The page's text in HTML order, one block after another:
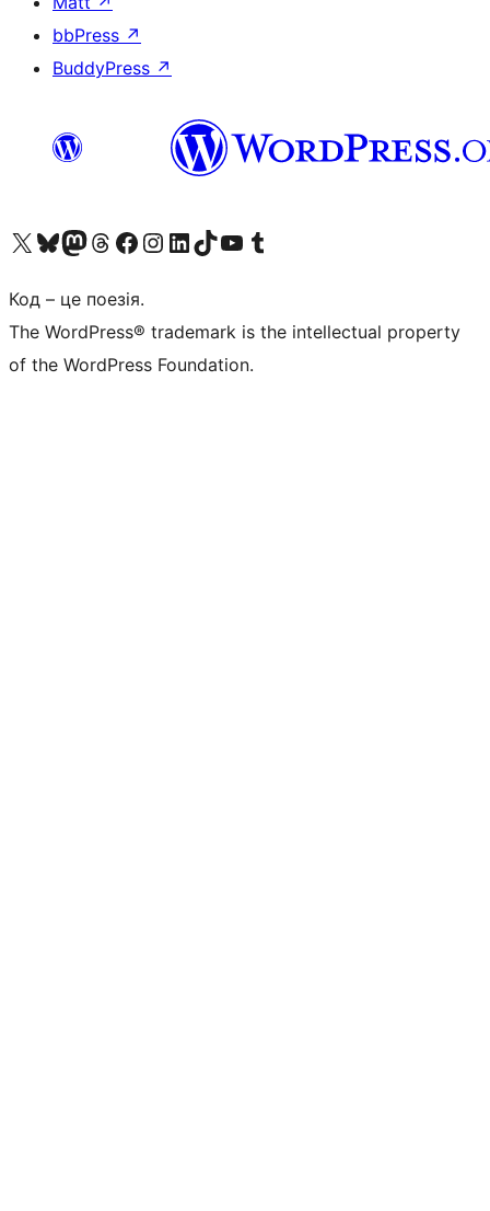
bbPress ↗
BuddyPress ↗
Visit our X (formerly Twitter) account
Visit our Bluesky account
Завітайте до нашої стрічки в Mastodon
Visit our Threads account
Завітайте на нашу сторінку в Facebook
Visit our Instagram account
Visit our LinkedIn account
Visit our TikTok account
Visit our YouTube channel
Visit our Tumblr account
Код – це поезія.
The WordPress® trademark is the intellectual property
of the WordPress Foundation.